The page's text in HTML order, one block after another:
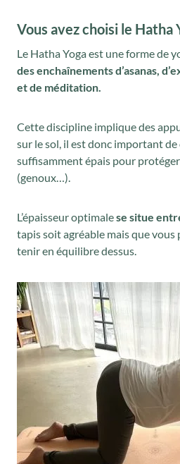
Vous avez choisi le Hatha
Le Hatha Yoga est une forme de
des enchaînements d’asanas,
et de méditation.
Cette discipline implique des
sur le sol, il est donc important
suffisamment épais pour
(genoux…).
L’épaisseur optimalese situe
tapis soit agréable mais que vous
tenir en équilibre dessus.